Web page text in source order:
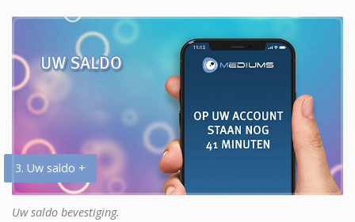
3. Uw saldo +
Uw saldo bevestiging.